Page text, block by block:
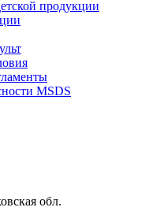
продукции
MSDS
обл.